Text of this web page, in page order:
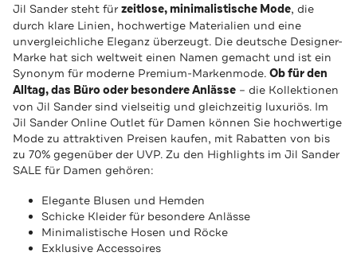
Jil Sander steht für zeitlose, minimalistische Mode, die
durch klare Linien, hochwertige Materialien und eine
unvergleichliche Eleganz überzeugt. Die deutsche Designer-
Marke hat sich weltweit einen Namen gemacht und ist ein
Synonym für moderne Premium-Markenmode. Ob für den
Alltag, das Büro oder besondere Anlässe – die Kollektionen
von Jil Sander sind vielseitig und gleichzeitig luxuriös. Im
Jil Sander Online Outlet für Damen können Sie hochwertige
Mode zu attraktiven Preisen kaufen, mit Rabatten von bis
zu 70% gegenüber der UVP. Zu den Highlights im Jil Sander
SALE für Damen gehören:
Elegante Blusen und Hemden
Schicke Kleider für besondere Anlässe
Minimalistische Hosen und Röcke
Exklusive Accessoires